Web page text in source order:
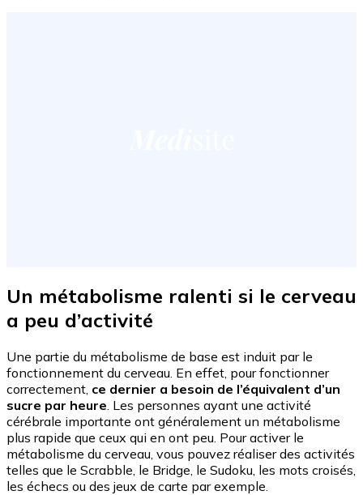
Un métabolisme ralenti si le cerveau
a peu d’activité
Une partie du métabolisme de base est induit par le
fonctionnement du cerveau. En effet, pour fonctionner
correctement, ce dernier a besoin de l’équivalent d’un
sucre par heure . Les personnes ayant une activité
cérébrale importante ont généralement un métabolisme
plus rapide que ceux qui en ont peu. Pour activer le
métabolisme du cerveau, vous pouvez réaliser des activités
telles que le Scrabble, le Bridge, le Sudoku, les mots croisés,
les échecs ou des jeux de carte par exemple.